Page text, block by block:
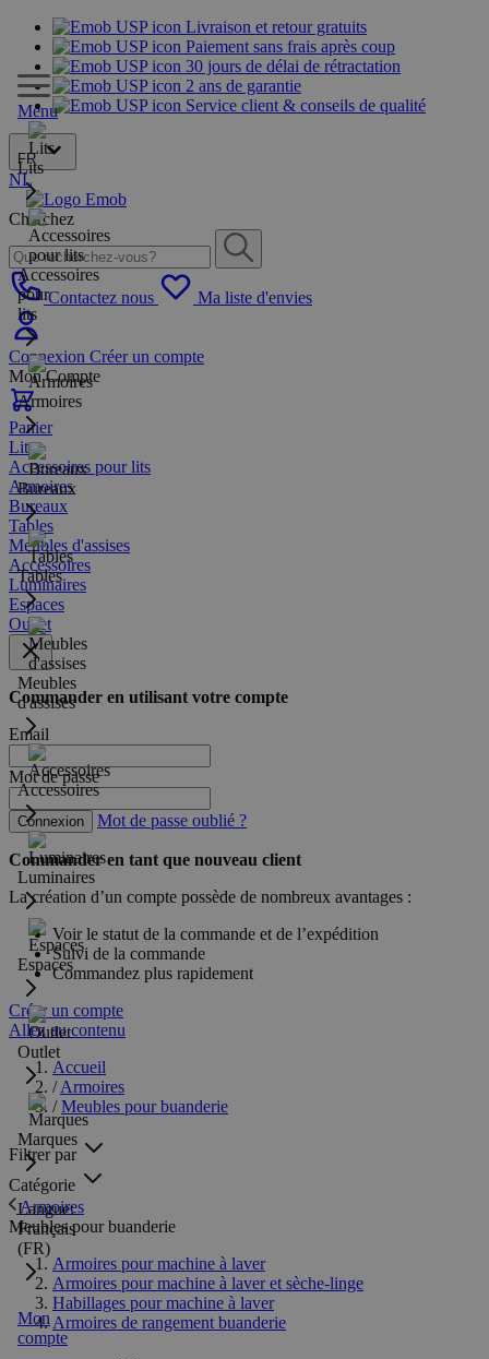
Livraison et retour gratuits
Paiement sans frais après coup
30 jours de délai de rétractation
2 ans de garantie
Service client & conseils de qualité
FR
NL
Cherchez
Contactez nous Ma liste d'envies
Connexion Créer un compte
Mon Compte
Panier
Menu
Lits
Accessoires
pour
lits
Armoires
Bureaux
Tables
Meubles
d'assises
Accessoires
Luminaires
Espaces
Outlet
Marques
Langue:
Français
(FR)
Mon
compte
Lits
Accessoires pour lits
Armoires
Bureaux
Tables
Meubles d'assises
Accessoires
Luminaires
Espaces
Outlet
Commander en utilisant votre compte
Email
Mot de passe
Connexion Mot de passe oublié ?
Commander en tant que nouveau client
La création d’un compte possède de nombreux avantages :
Voir le statut de la commande et de l’expédition
Suivi de la commande
Commandez plus rapidement
Créer un compte
Allez au contenu
Accueil
/ Armoires
/ Meubles pour buanderie
Filtrer par
Catégorie
Armoires
Meubles pour buanderie
Armoires pour machine à laver
Armoires pour machine à laver et sèche-linge
Habillages pour machine à laver
Armoires de rangement buanderie